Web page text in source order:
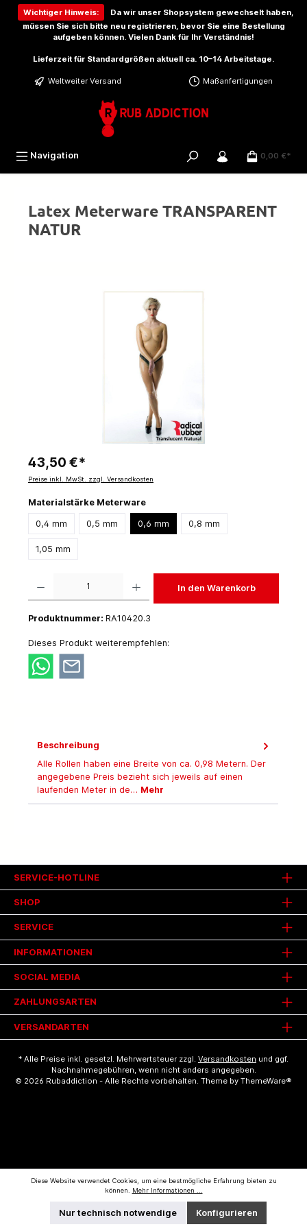
springen
Wichtiger Hinweis:
Da wir unser Shopsystem gewechselt haben,
müssen Sie sich bitte neu registrieren, bevor Sie eine Bestellung
aufgeben können. Vielen Dank für Ihr Verständnis!
Lieferzeit für Standardgrößen aktuell ca. 10–14 Arbeitstage.
Weltweiter Versand Maßanfertigungen
Navigation 0,00 €*
Latex Meterware TRANSPARENT
NATUR
43,50 €*
Preise inkl. MwSt. zzgl. Versandkosten
Materialstärke Meterware
0,4 mm 0,5 mm 0,6 mm 0,8 mm
1,05 mm
In den Warenkorb
Produktnummer: RA10420.3
Dieses Produkt weiterempfehlen:
Beschreibung
Alle Rollen haben eine Breite von ca. 0,98 Metern. Der
angegebene Preis bezieht sich jeweils auf einen
laufenden Meter in de… Mehr
SHOP
SERVICE
INFORMATIONEN
SERVICE-HOTLINE
SOCIAL MEDIA
ZAHLUNGSARTEN
VERSANDARTEN
* Alle Preise inkl. gesetzl. Mehrwertsteuer zzgl. Versandkosten und ggf.
Nachnahmegebühren, wenn nicht anders angegeben.
© 2026 Rubaddiction - Alle Rechte vorbehalten. Theme by ThemeWare®
Diese Website verwendet Cookies, um eine bestmögliche Erfahrung bieten zu
können.
Mehr Informationen ...
Nur technisch notwendige Konfigurieren